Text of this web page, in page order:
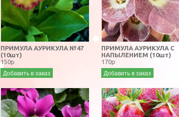
ПРИМУЛА АУРИКУЛА №47
(10шт)
150р
Добавить в заказ
ПРИМУЛА АУРИКУЛА С
НАПЫЛЕНИЕМ (10шт)
170р
Добавить в заказ